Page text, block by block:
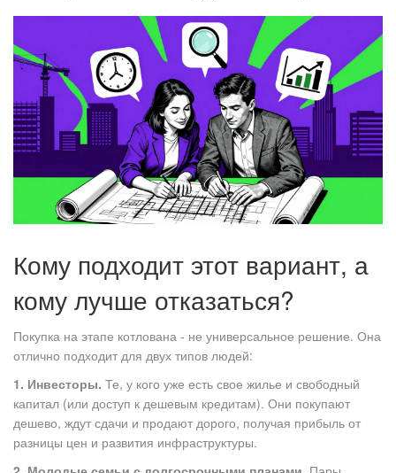
Кому подходит этот вариант, а
кому лучше отказаться?
Покупка на этапе котлована - не универсальное решение. Она
отлично подходит для двух типов людей:
1. Инвесторы. Те, у кого уже есть свое жилье и свободный
капитал (или доступ к дешевым кредитам). Они покупают
дешево, ждут сдачи и продают дорого, получая прибыль от
разницы цен и развития инфраструктуры.